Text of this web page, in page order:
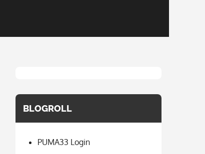
BLOGROLL
PUMA33 Login